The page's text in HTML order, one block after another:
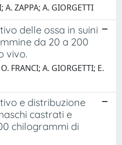
A. ZAPPA; A. GIORGETTI
delle ossa in suini
da 20 a 200
vivo.
FRANCI; A. GIORGETTI; E.
e distribuzione
castrati e
chilogrammi di